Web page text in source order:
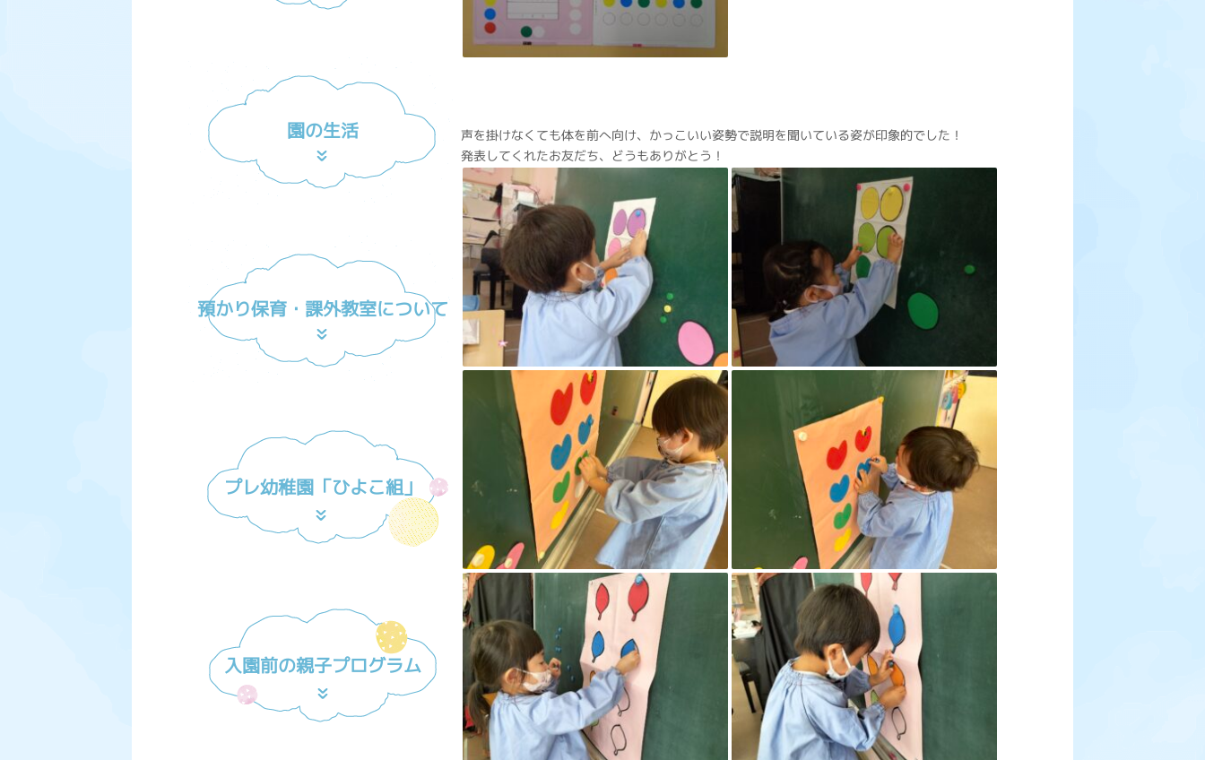
園の生活
預かり保育・課外教室について
プレ幼稚園「ひよこ組」
入園前の親子プログラム
声を掛けなくても体を前へ向け、かっこいい姿勢で説明を聞いている姿が印象的でした！
発表してくれたお友だち、どうもありがとう！